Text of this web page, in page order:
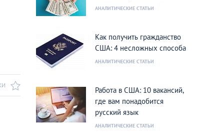
АНАЛИТИЧЕСКИЕ СТАТЬИ
Как получить гражданство
США: 4 несложных способа
АНАЛИТИЧЕСКИЕ СТАТЬИ
Работа в США: 10 вакансий,
где вам понадобится
русский язык
АНАЛИТИЧЕСКИЕ СТАТЬИ